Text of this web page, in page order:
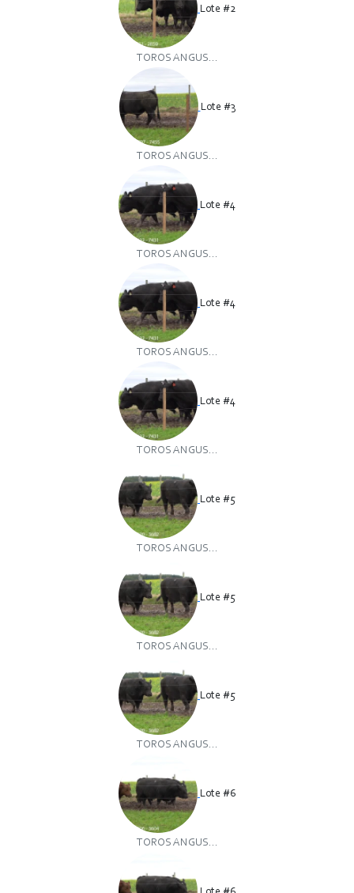
Lote #2
TOROS ANGUS...
Lote #3
TOROS ANGUS...
Lote #4
TOROS ANGUS...
Lote #4
TOROS ANGUS...
Lote #4
TOROS ANGUS...
Lote #5
TOROS ANGUS...
Lote #5
TOROS ANGUS...
Lote #5
TOROS ANGUS...
Lote #6
TOROS ANGUS...